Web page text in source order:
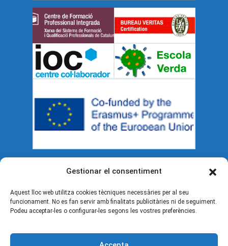
Gestionar el consentiment
Aquest lloc web utilitza cookies tècniques necessàries per al seu
funcionament. No es fan servir amb finalitats publicitàries ni de seguiment.
Podeu acceptar-les o configurar-les segons les vostres preferències.
Política de cookies (UE)